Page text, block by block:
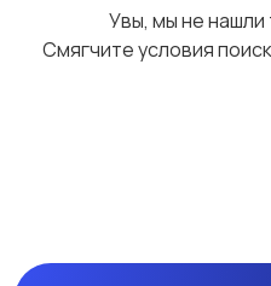
Увы, мы не нашли
Смягчите условия